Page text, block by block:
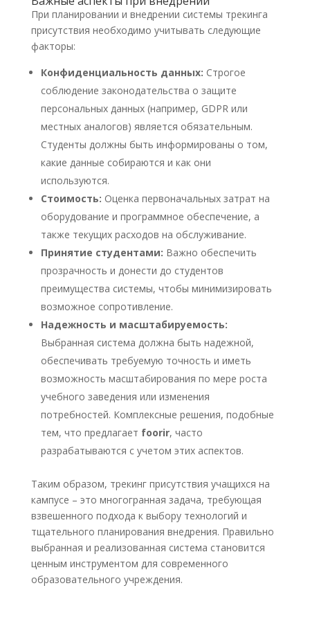
При планировании и внедрении системы трекинга
присутствия необходимо учитывать следующие
факторы:
Конфиденциальность данных: Строгое
соблюдение законодательства о защите
персональных данных (например, GDPR или
местных аналогов) является обязательным.
Студенты должны быть информированы о том,
какие данные собираются и как они
используются.
Стоимость: Оценка первоначальных затрат на
оборудование и программное обеспечение, а
также текущих расходов на обслуживание.
Принятие студентами: Важно обеспечить
прозрачность и донести до студентов
преимущества системы, чтобы минимизировать
возможное сопротивление.
Надежность и масштабируемость:
Выбранная система должна быть надежной,
обеспечивать требуемую точность и иметь
возможность масштабирования по мере роста
учебного заведения или изменения
потребностей. Комплексные решения, подобные
тем, что предлагает foorir, часто
разрабатываются с учетом этих аспектов.
Таким образом, трекинг присутствия учащихся на
кампусе – это многогранная задача, требующая
взвешенного подхода к выбору технологий и
тщательного планирования внедрения. Правильно
выбранная и реализованная система становится
ценным инструментом для современного
образовательного учреждения.